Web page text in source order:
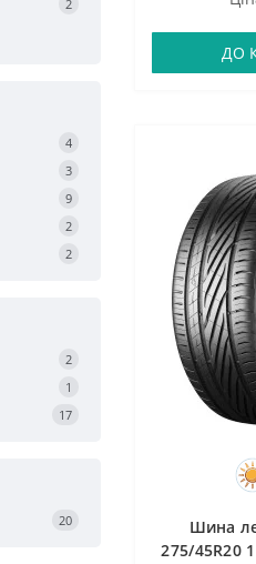
2
4
3
9
2
2
2
1
17
20
ДО
Шина
275/45R20